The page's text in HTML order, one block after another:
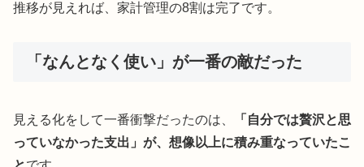
推移が見えれば、家計管理の8割は完了です。
「なんとなく使い」が一番の敵だった
見える化をして一番衝撃だったのは、
「自分では贅沢と思
っていなかった支出」が、想像以上に積み重なっていたこ